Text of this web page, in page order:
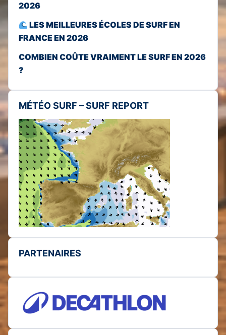
2026
LES MEILLEURES ÉCOLES DE SURF EN
FRANCE EN 2026
COMBIEN COÛTE VRAIMENT LE SURF EN 2026
?
MÉTÉO SURF – SURF REPORT
PARTENAIRES